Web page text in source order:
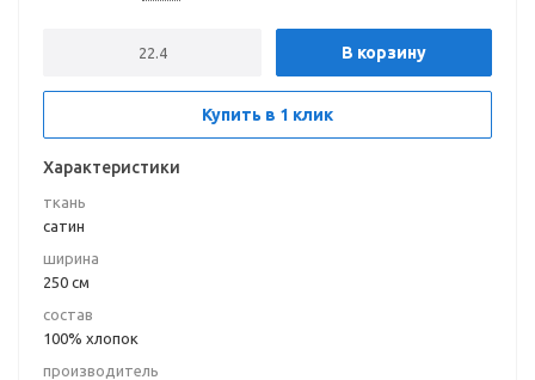
В корзину
Купить в 1 клик
Характеристики
ткань
сатин
ширина
250 см
состав
100% хлопок
производитель